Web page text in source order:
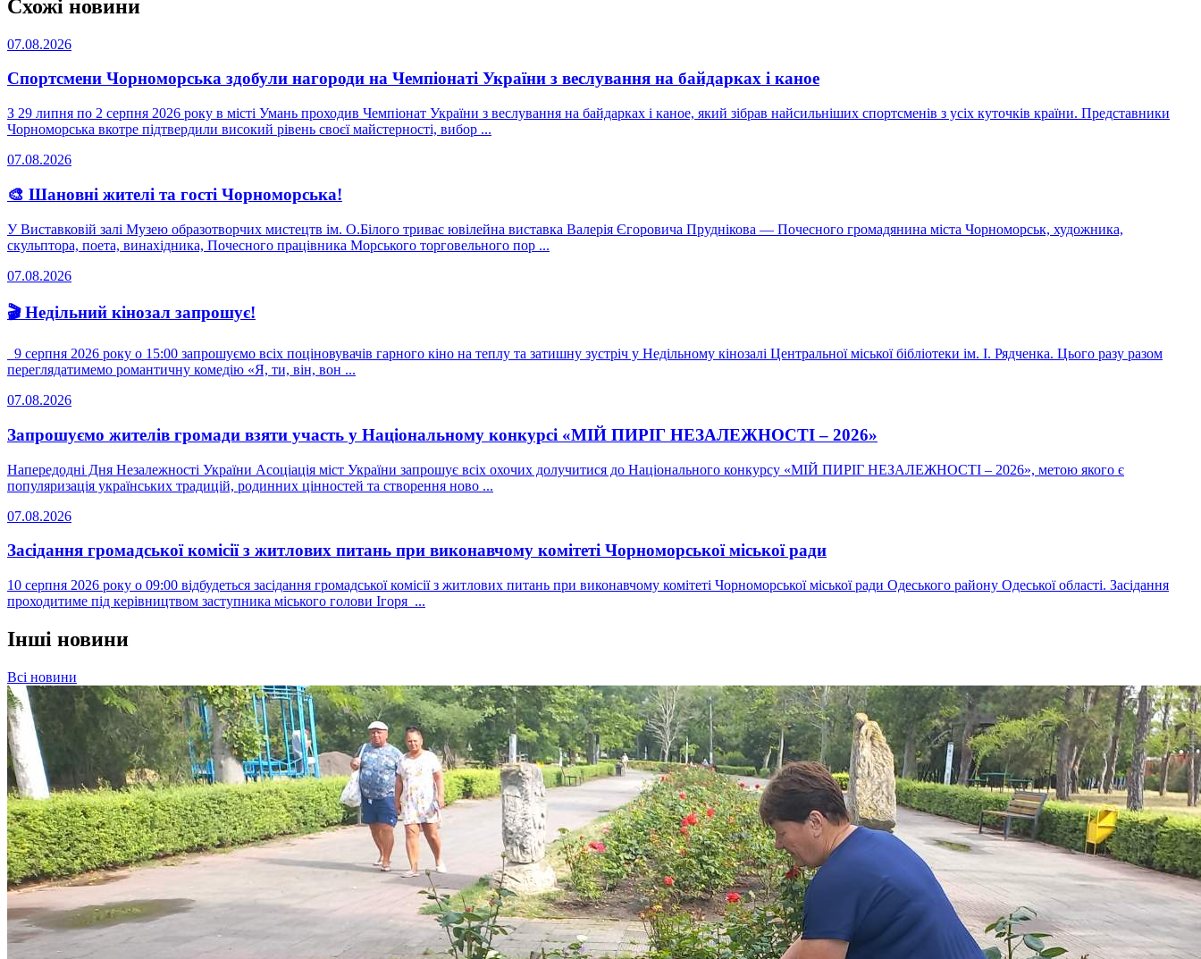
Схожі новини
07.08.2026
Спортсмени Чорноморська здобули нагороди на Чемпіонаті України з веслування на байдарках і каное
З 29 липня по 2 серпня 2026 року в місті Умань проходив Чемпіонат України з веслування на байдарках і каное, який зібрав найсильніших спортсменів з усіх куточків країни. Представники
Чорноморська вкотре підтвердили високий рівень своєї майстерності, вибор ...
07.08.2026
🎨 Шановні жителі та гості Чорноморська!
У Виставковій залі Музею образотворчих мистецтв ім. О.Білого триває ювілейна виставка Валерія Єгоровича Пруднікова — Почесного громадянина міста Чорноморськ, художника,
скульптора, поета, винахідника, Почесного працівника Морського торговельного пор ...
07.08.2026
🎬 Недільний кінозал запрошує!
9 серпня 2026 року о 15:00 запрошуємо всіх поціновувачів гарного кіно на теплу та затишну зустріч у Недільному кінозалі Центральної міської бібліотеки ім. І. Рядченка. Цього разу разом
переглядатимемо романтичну комедію «Я, ти, він, вон ...
07.08.2026
Запрошуємо жителів громади взяти участь у Національному конкурсі «МІЙ ПИРІГ НЕЗАЛЕЖНОСТІ – 2026»
Напередодні Дня Незалежності України Асоціація міст України запрошує всіх охочих долучитися до Національного конкурсу «МІЙ ПИРІГ НЕЗАЛЕЖНОСТІ – 2026», метою якого є
популяризація українських традицій, родинних цінностей та створення ново ...
07.08.2026
Засідання громадської комісії з житлових питань при виконавчому комітеті Чорноморської міської ради
10 серпня 2026 року о 09:00 відбудеться засідання громадської комісії з житлових питань при виконавчому комітеті Чорноморської міської ради Одеського району Одеської області. Засідання
проходитиме під керівництвом заступника міського голови Ігоря ...
Інші новини
Всі новини